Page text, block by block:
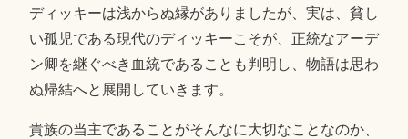
ディッキーは浅からぬ縁がありましたが、実は、貧し
い孤児である現代のディッキーこそが、正統なアーデ
ン卿を継ぐべき血統であることも判明し、物語は思わ
ぬ帰結へと展開していきます。
貴族の当主であることがそんなに大切なことなのか、